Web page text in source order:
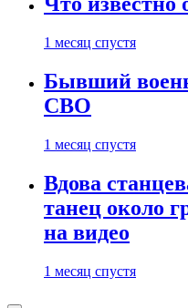
1 месяц спустя
Бывший
СВО
1 месяц спустя
Вдова
танец около
на видео
1 месяц спустя